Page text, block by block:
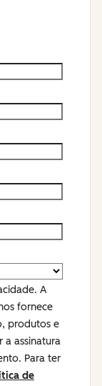
A
fornece
produtos e
a assinatura
Para ter
de